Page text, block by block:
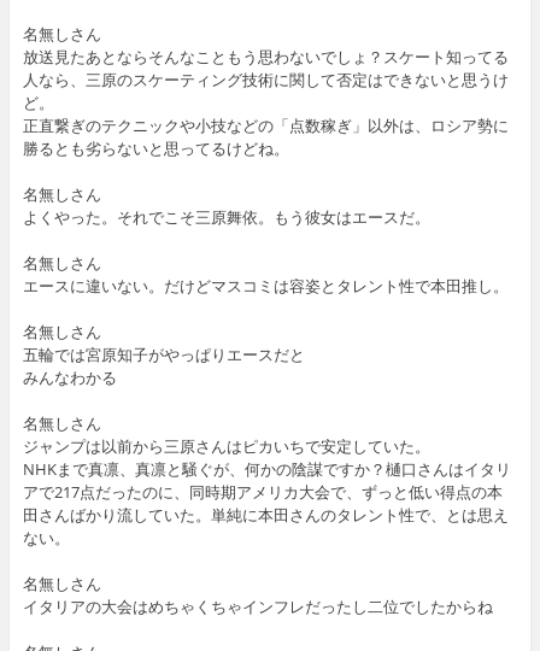
名無しさん
放送見たあとならそんなこともう思わないでしょ？スケート知ってる
人なら、三原のスケーティング技術に関して否定はできないと思うけ
ど。
正直繋ぎのテクニックや小技などの「点数稼ぎ」以外は、ロシア勢に
勝るとも劣らないと思ってるけどね。
名無しさん
よくやった。それでこそ三原舞依。もう彼女はエースだ。
名無しさん
エースに違いない。だけどマスコミは容姿とタレント性で本田推し。
名無しさん
五輪では宮原知子がやっぱりエースだと
みんなわかる
名無しさん
ジャンプは以前から三原さんはピカいちで安定していた。
NHKまで真凛、真凛と騒ぐが、何かの陰謀ですか？樋口さんはイタリ
アで217点だったのに、同時期アメリカ大会で、ずっと低い得点の本
田さんばかり流していた。単純に本田さんのタレント性で、とは思え
ない。
名無しさん
イタリアの大会はめちゃくちゃインフレだったし二位でしたからね